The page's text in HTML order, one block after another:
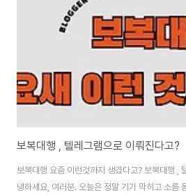
보복대행 , 텔레그램으로 이뤄진다고?
보복대행 요즘 이런것까지 생겼다고? 보복대행 ,
녕하세요, 여러분. 오늘은 정말 기가 막히고 소름